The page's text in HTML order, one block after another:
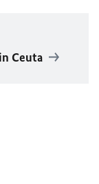
Ceuta